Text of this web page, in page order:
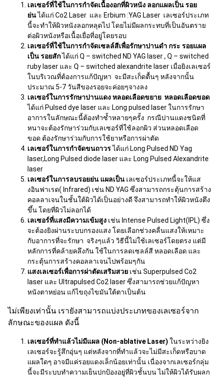
เลเซอร์ที่ใช้ในการกำจัดเนื้องอกที่ผิวหนัง ลอกแผลเป็น รอย
ย่นได้แก่ Co2 Laser และ Erbium :YAG Laser เลเซอร์ประเภท
นี้จะทำให้ผิวหนังลอกหลุดไป โดยไม่มีผลกระทบที่เป็นอันตราย
ต่อผิวหนังหรือเนื้อเยื่อที่อยู่โดยรอบ
เลเซอร์ที่ใช้ในการกำจัดเซลล์สีเพื่อรักษาปานดำ กระ รอยแผล
เป็น รอยสักได้แก่ Q – switched ND YAG laser , Q – switched
ruby laser และ Q – switched alexandrite laser เมื่อยิงเลเซอร์
ในบริเวณที่ต้องการแก้ปัญหา จะมีสะเก็ดตื้นๆ หลังจากนั้น
ประมาณ 5-7 วันสีของรอยจะค่อยๆจางลง
เลเซอร์ในการรักษาปานแดง หลอดเลือดขยาย หลอดเลือดขอด
ได้แก่ Pulsed dye laser และ Long pulsed laser ในการรักษา
อาการในลักษณะนี้ต้องทำซ้ำหลายๆครั้ง กรณีปานแดงชนิดที่
หนาจะต้องรักษาร่วมกับเลเซอร์ที่ใช้ลอกผิว ส่วนหลอดเลือด
ขอด ต้องรักษาร่วมกับการใช้ยาหรือการผ่าตัด
เลเซอร์ในการกำจัดขนถาวรได้แก่ Long Pulsed ND Yag
laser,Long Pulsed diode laser และ Long Pulsed Alexandrite
laser
เลเซอร์ในการลบรอยย่น แผลเป็น เลเซอร์ประเภทนี้จะให้แส
งอินฟาเรด( Infrared) เช่น ND YAG ซึ่งสามารถกระตุ้นการสร้าง
คอลลาเจนในชั้นใต้ผิวได้เป็นอย่างดี จึงสามารถทำให้ผิวหนังตึง
ขึ้น โดยที่ผิวไม่ลอกได้
เลเซอร์ที่แสงมีความเข้มสูง เช่น Intense Pulsed Light(IPL) ซึ่ง
จะต้องยิงผ่านระบบกรองแสง โดยเลือกช่วงคลื่นแสงให้เหมาะ
กับอาการที่จะรักษา จริงๆแล้ว วิธีนี้ไม่ใช้เลเซอร์โดยตรง แต่มี
หลักการที่คล้ายคลึงกัน ใช้ในการลดเซลล์สี หลอดเลือด และ
กระตุ้นการสร้างคอลลาเจนไปพร้อมๆกัน
แสงเลเซอร์เพื่อการผ่าตัดเสริมสวย เช่น Superpulsed Co2
laser และ Ultrapulsed Co2 laser ซึ่งสามารถช่วยแก้ปัญหา
หนังตาหย่อน แก้ไขถุงไขมันใต้ตาเป็นต้น
ไม่เพียงเท่านั้น เรายังสามารถแบ่งประเภทของเลเซอร์จาก
ลักษณะของแผล ดังนี้
เลเซอร์ที่ทำแล้วไม่มีแผล (Non-ablative Laser) ในระหว่างยิง
เลเซอร์จะรู้สึกอุ่นๆ แต่หลังจากที่ทำแล้วจะไม่มีสะเก็ดหรือบาด
แผลใดๆ อาจมีแค่รอยแดงเล็กน้อยเท่านั้น เนื่องจากเลเซอร์กลุ่ม
นี้จะมีระบบทำความเย็นปกป้องอยู่ที่ผิวชั้นบน ไม่ให้ผิวได้รับผลก